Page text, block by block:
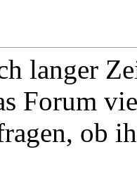
langer
Forum
ob